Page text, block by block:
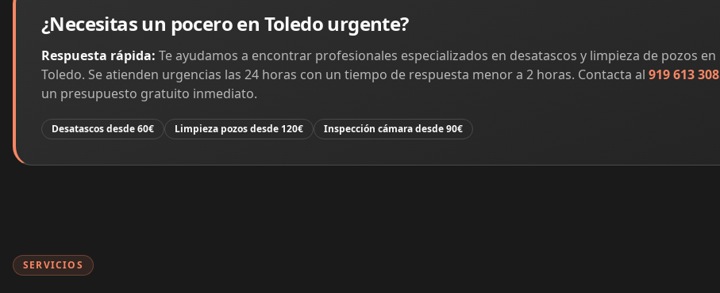
¿Necesitas un pocero en Toledo urgente?
Respuesta rápida: Te ayudamos a encontrar profesionales especializados en desatascos y limpieza de pozos en
Toledo. Se atienden urgencias las 24 horas con un tiempo de respuesta menor a 2 horas. Contacta al 919 613 308
un presupuesto gratuito inmediato.
Desatascos desde 60€ Limpieza pozos desde 120€ Inspección cámara desde 90€
SERVICIOS